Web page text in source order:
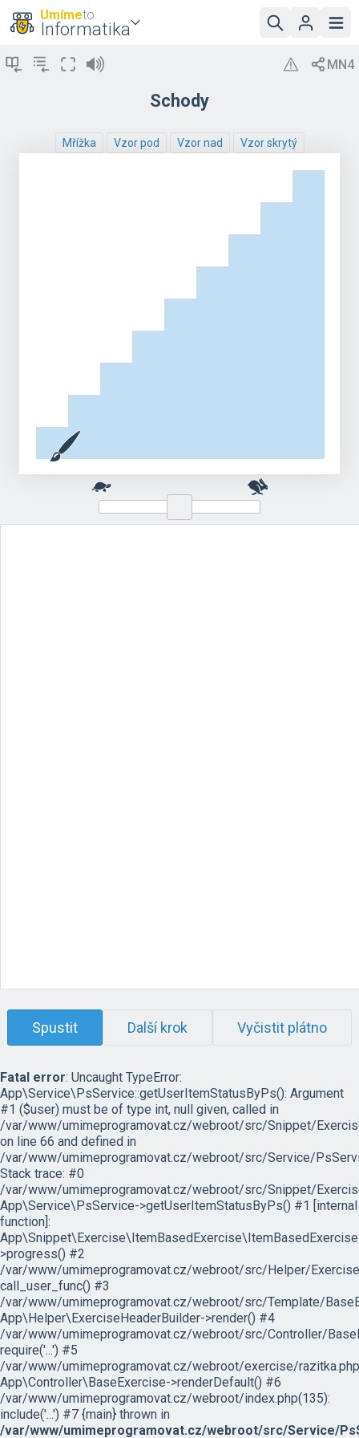
Umímeto
Informatika
Schody
Mřížka Vzor pod Vzor nad Vzor skrytý
Spustit Další krok Vyčistit plátno
Fatal error: Uncaught TypeError:
App\Service\PsService::getUserItemStatusByPs(): Argument
#1 ($user) must be of type int, null given, called in
/var/www/umimeprogramovat.cz/webroot/src/Snippet/
on line 66 and defined in
/var/www/umimeprogramovat.cz/webroot/src/Service/
Stack trace: #0
/var/www/umimeprogramovat.cz/webroot/src/Snippet/
App\Service\PsService->getUserItemStatusByPs() #1 [internal
function]:
>progress() #2
/var/www/umimeprogramovat.cz/webroot/src/Helper/
call_user_func() #3
/var/www/umimeprogramovat.cz/webroot/src/Template/
App\Helper\ExerciseHeaderBuilder->render() #4
/var/www/umimeprogramovat.cz/webroot/src/Controller/
require('...') #5
/var/www/umimeprogramovat.cz/webroot/exercise/
App\Controller\BaseExercise->renderDefault() #6
/var/www/umimeprogramovat.cz/webroot/index.php(135):
include('...') #7 {main} thrown in
/var/www/umimeprogramovat.cz/webroot/src/Service/